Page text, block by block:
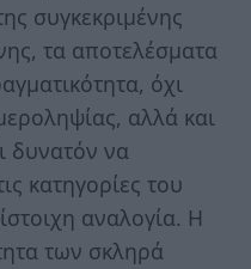
συγκεκριμένης
τα αποτελέσματα
όχι
αλλά και
δυνατόν να
κατηγορίες του
αναλογία. Η
των σκληρά